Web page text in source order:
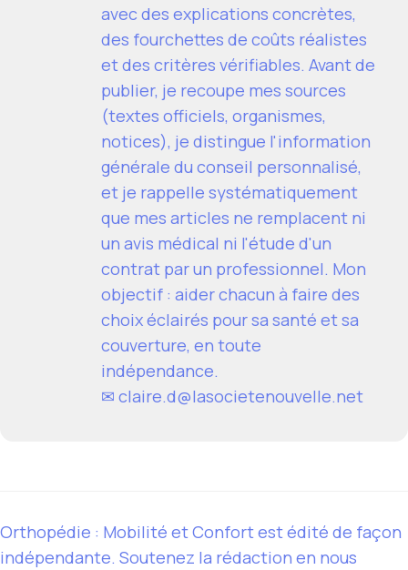
avec des explications concrètes,
des fourchettes de coûts réalistes
et des critères vérifiables. Avant de
publier, je recoupe mes sources
(textes officiels, organismes,
notices), je distingue l'information
générale du conseil personnalisé,
et je rappelle systématiquement
que mes articles ne remplacent ni
un avis médical ni l'étude d'un
contrat par un professionnel. Mon
objectif : aider chacun à faire des
choix éclairés pour sa santé et sa
couverture, en toute
indépendance.
✉ claire.d@lasocietenouvelle.net
Orthopédie : Mobilité et Confort est édité de façon
indépendante. Soutenez la rédaction en nous